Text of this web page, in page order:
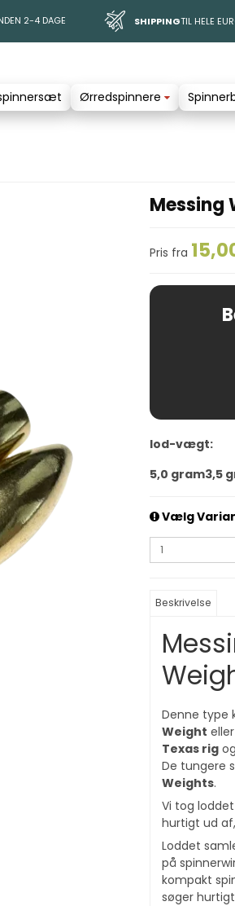
2-4 DAGE SHIPPINGTIL HELE
Ørredspinnere
Messing
Pris fra
lod-vægt:
5,0 gram3,5
Vælg
Beskrivelse
Denne type
Weight eller
Texas rig og
De tungere
Weights.
Vi tog
hurtigt ud
Loddet
på
kompakt
søger